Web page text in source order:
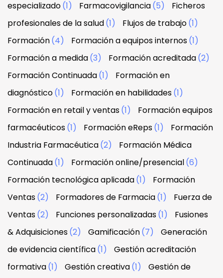
especializado(1) Farmacovigilancia(5)
Ficheros
profesionales de la salud(1) Flujos de trabajo(1)
Formación(4) Formación a equipos internos(1)
Formación a medida(3) Formación acreditada(2)
Formación Continuada(1)
Formación en
diagnóstico(1) Formación en habilidades(1)
Formación en retail y ventas(1)
Formación equipos
farmacéuticos(1) Formación eReps(1)
Formación
Industria Farmacéutica(2)
Formación Médica
Continuada(1) Formación online/presencial(6)
Formación tecnológica aplicada(1)
Formación
Ventas(2) Formadores de Farmacia(1)
Fuerza de
Ventas(2) Funciones personalizadas(1)
Fusiones
& Adquisiciones(2) Gamificación(7)
Generación
de evidencia científica(1)
Gestión acreditación
formativa(1) Gestión creativa(1)
Gestión de